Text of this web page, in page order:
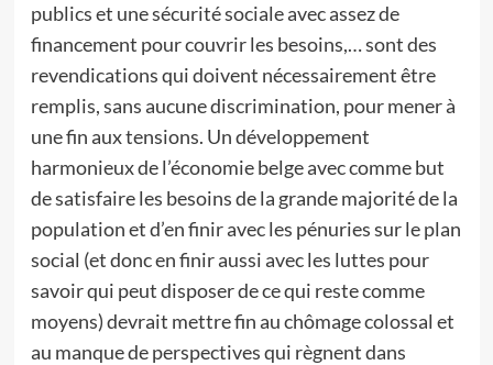
publics et une sécurité sociale avec assez de
financement pour couvrir les besoins,… sont des
revendications qui doivent nécessairement être
remplis, sans aucune discrimination, pour mener à
une fin aux tensions. Un développement
harmonieux de l’économie belge avec comme but
de satisfaire les besoins de la grande majorité de la
population et d’en finir avec les pénuries sur le plan
social (et donc en finir aussi avec les luttes pour
savoir qui peut disposer de ce qui reste comme
moyens) devrait mettre fin au chômage colossal et
au manque de perspectives qui règnent dans